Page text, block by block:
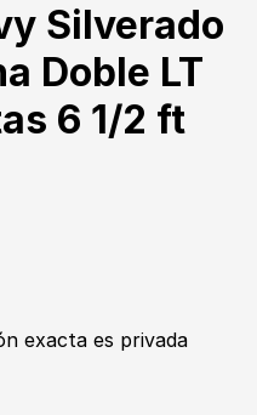
Silverado
Doble LT
6 1/2 ft
exacta es privada